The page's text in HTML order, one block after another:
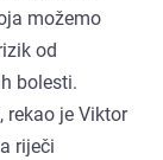
možemo
od
bolesti.
rekao je Viktor
riječi